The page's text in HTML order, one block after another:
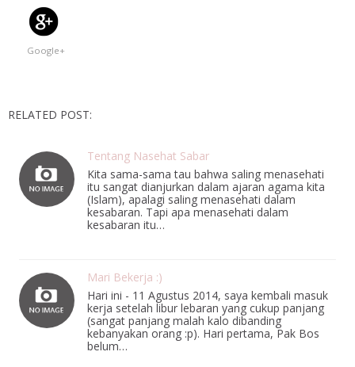
Google+
RELATED POST:
Tentang Nasehat Sabar
Kita sama-sama tau bahwa saling menasehati
itu sangat dianjurkan dalam ajaran agama kita
(Islam), apalagi saling menasehati dalam
kesabaran. Tapi apa menasehati dalam
kesabaran itu…
Mari Bekerja :)
Hari ini - 11 Agustus 2014, saya kembali masuk
kerja setelah libur lebaran yang cukup panjang
(sangat panjang malah kalo dibanding
kebanyakan orang :p). Hari pertama, Pak Bos
belum…